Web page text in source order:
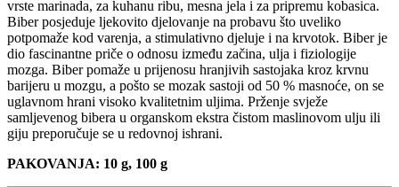
vrste marinada, za kuhanu ribu, mesna jela i za pripremu kobasica.
Biber posjeduje ljekovito djelovanje na probavu što uveliko
potpomaže kod varenja, a stimulativno djeluje i na krvotok. Biber je
dio fascinantne priče o odnosu između začina, ulja i fiziologije
mozga. Biber pomaže u prijenosu hranjivih sastojaka kroz krvnu
barijeru u mozgu, a pošto se mozak sastoji od 50 % masnoće, on se
uglavnom hrani visoko kvalitetnim uljima. Prženje svježe
samljevenog bibera u organskom ekstra čistom maslinovom ulju ili
giju preporučuje se u redovnoj ishrani.
PAKOVANJA: 10 g, 100 g